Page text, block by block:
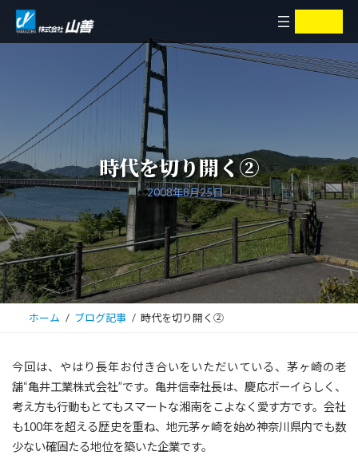
ッ
プ
移
動
ア
コ
ン
リ
ン
ア
コ
ン
リ
ン
時代を切り開く②
2008年8月25日
ホーム ブログ記事 時代を切り開く②
今回は、やはり長年お付き合いをいただいている、茅ヶ崎の老
舗“亀井工業株式会社”です。亀井信幸社長は、慶応ボーイらしく、
考え方も行動もとてもスマートな湘南をこよなく愛す方です。会社
も100年を超える歴史を重ね、地元茅ヶ崎を始め神奈川県内でも数
少ない確固たる地位を築いた企業です。